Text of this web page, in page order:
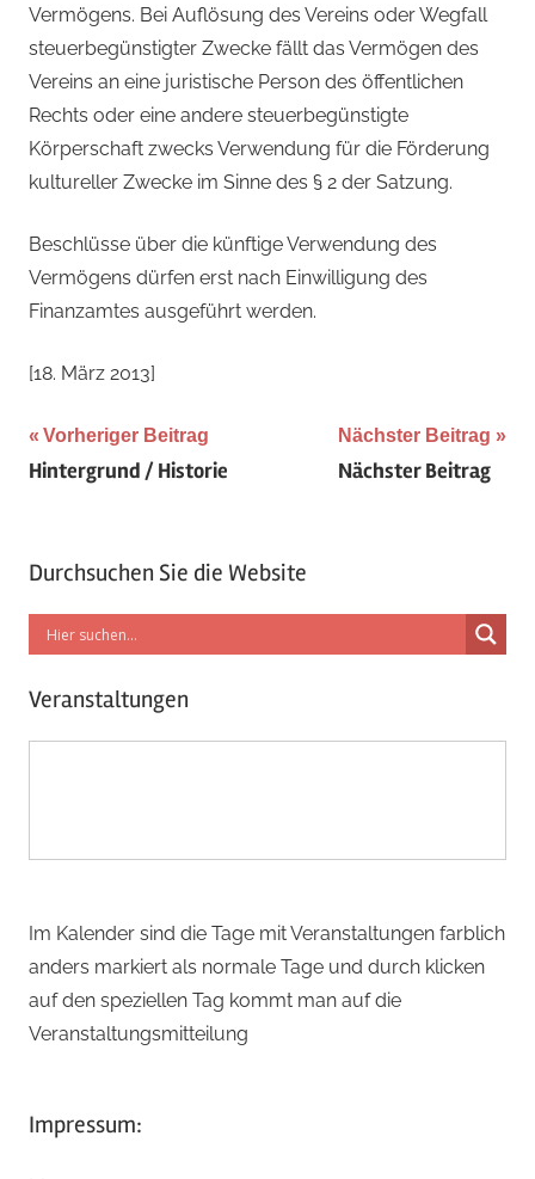
Vermögens. Bei Auflösung des Vereins oder Wegfall
steuerbegünstigter Zwecke fällt das Vermögen des
Vereins an eine juristische Person des öffentlichen
Rechts oder eine andere steuerbegünstigte
Körperschaft zwecks Verwendung für die Förderung
kultureller Zwecke im Sinne des § 2 der Satzung.
Beschlüsse über die künftige Verwendung des
Vermögens dürfen erst nach Einwilligung des
Finanzamtes ausgeführt werden.
[18. März 2013]
Beitragsnavigation
Vorheriger Beitrag
Hintergrund / Historie
Nächster Beitrag
Nächster Beitrag
Durchsuchen Sie die Website
Veranstaltungen
Im Kalender sind die Tage mit Veranstaltungen farblich
anders markiert als normale Tage und durch klicken
auf den speziellen Tag kommt man auf die
Veranstaltungsmitteilung
Impressum: